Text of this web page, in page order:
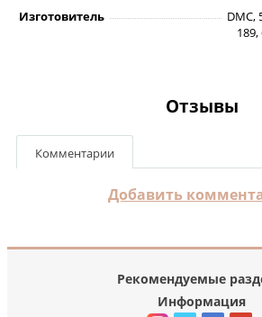
Изготовитель
DMC,
189,
Отзывы
Комментарии
Добавить
Рекомендуемые
Информация